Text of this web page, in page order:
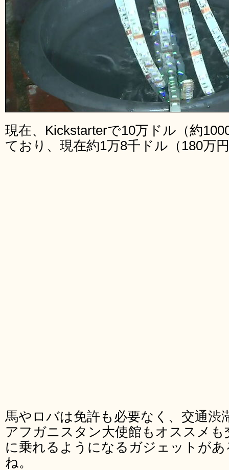
現在、Kickstarterで10万ドル（約
ており、現在約1万8千ドル（180万
馬やロバは免許も必要なく、交通渋
アフガニスタン大使館もオススメ
に乗れるようになるガジェットが
ね。